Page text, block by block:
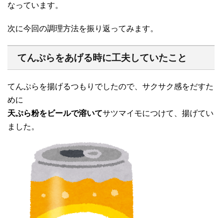
なっています。
次に今回の調理方法を振り返ってみます。
てんぷらをあげる時に工夫していたこと
てんぷらを揚げるつもりでしたので、サクサク感をだすた
めに
天ぷら粉をビールで溶いてサツマイモにつけて、揚げてい
ました。